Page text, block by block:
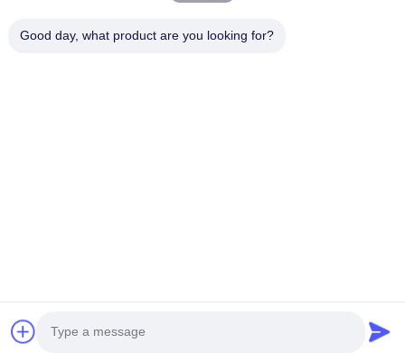
Товары могут быть погружены морским путем,
Good day, what product are you looking for?